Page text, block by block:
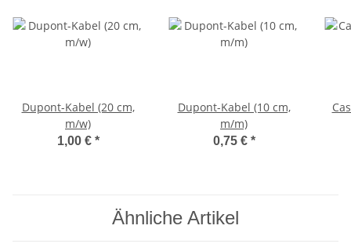
Dupont-Kabel (20 cm,
m/w)
1,00 € *
Dupont-Kabel (10 cm,
m/m)
0,75 € *
Ähnliche Artikel